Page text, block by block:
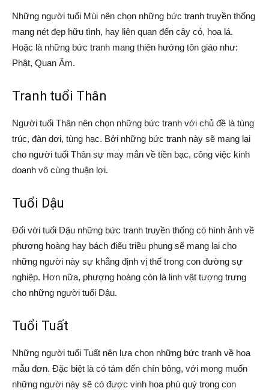
Những người tuổi Mùi nên chọn những bức tranh truyền thống
mang nét đẹp hữu tình, hay liên quan đến cây cỏ, hoa lá.
Hoặc là những bức tranh mang thiên hướng tôn giáo như:
Phật, Quan Âm.
Tranh tuổi Thân
Người tuổi Thân nên chọn những bức tranh với chủ đề là tùng
trúc, đàn dơi, tùng hạc. Bởi những bức tranh này sẽ mang lại
cho người tuổi Thân sự may mắn về tiền bạc, công việc kinh
doanh vô cùng thuận lợi.
Tuổi Dậu
Đối với tuổi Dậu những bức tranh truyền thống có hình ảnh về
phượng hoàng hay bách điểu triều phụng sẽ mang lại cho
những người này sự khẳng định vị thế trong con đường sự
nghiệp. Hơn nữa, phượng hoàng còn là linh vật tượng trưng
cho những người tuổi Dậu.
Tuổi Tuất
Những người tuổi Tuất nên lựa chọn những bức tranh về hoa
mẫu đơn. Đặc biệt là có tám đến chín bông, với mong muốn
những người này sẽ có được vinh hoa phú quý trong con